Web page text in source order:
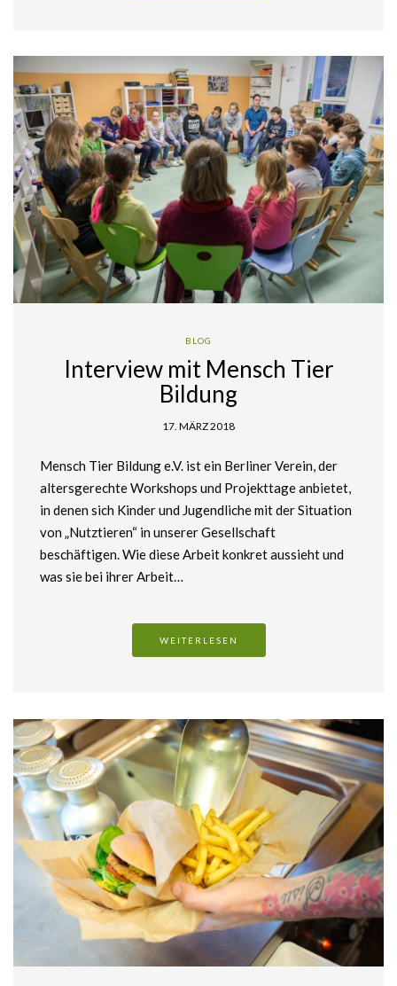
BLOG
Interview mit Mensch Tier
Bildung
17. MÄRZ 2018
Mensch Tier Bildung e.V. ist ein Berliner Verein, der
altersgerechte Workshops und Projekttage anbietet,
in denen sich Kinder und Jugendliche mit der Situation
von „Nutztieren“ in unserer Gesellschaft
beschäftigen. Wie diese Arbeit konkret aussieht und
was sie bei ihrer Arbeit…
WEITERLESEN